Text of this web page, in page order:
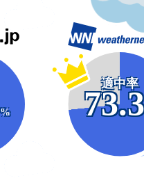
%
適中率